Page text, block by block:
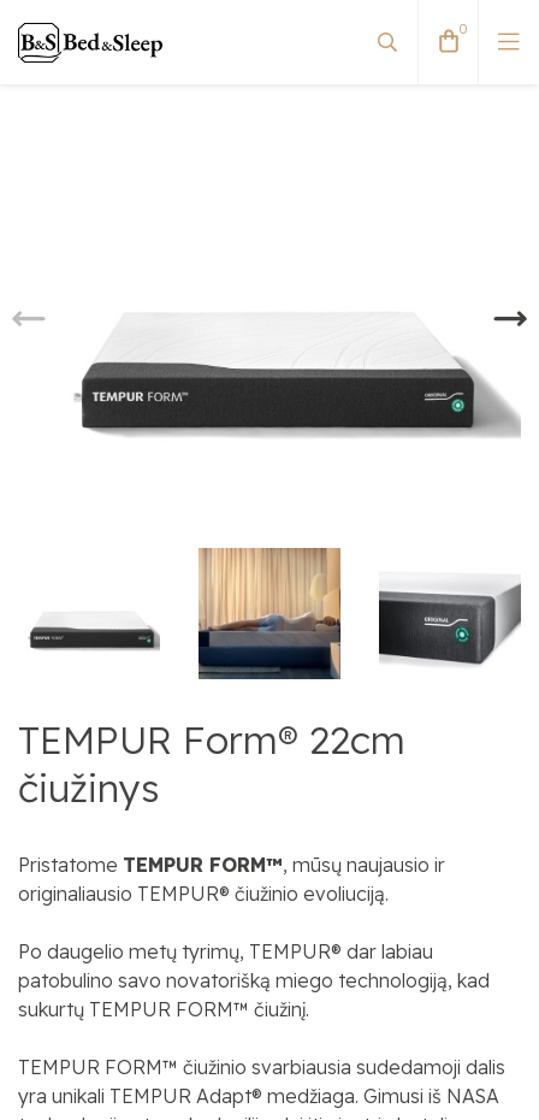
0
TEMPUR Form® 22cm
čiužinys
Pristatome TEMPUR FORM™, mūsų naujausio ir
originaliausio TEMPUR® čiužinio evoliuciją.
Po daugelio metų tyrimų, TEMPUR® dar labiau
patobulino savo novatorišką miego technologiją, kad
sukurtų TEMPUR FORM™ čiužinį.
TEMPUR FORM™ čiužinio svarbiausia sudedamoji dalis
yra unikali TEMPUR Adapt® medžiaga. Gimusi iš NASA